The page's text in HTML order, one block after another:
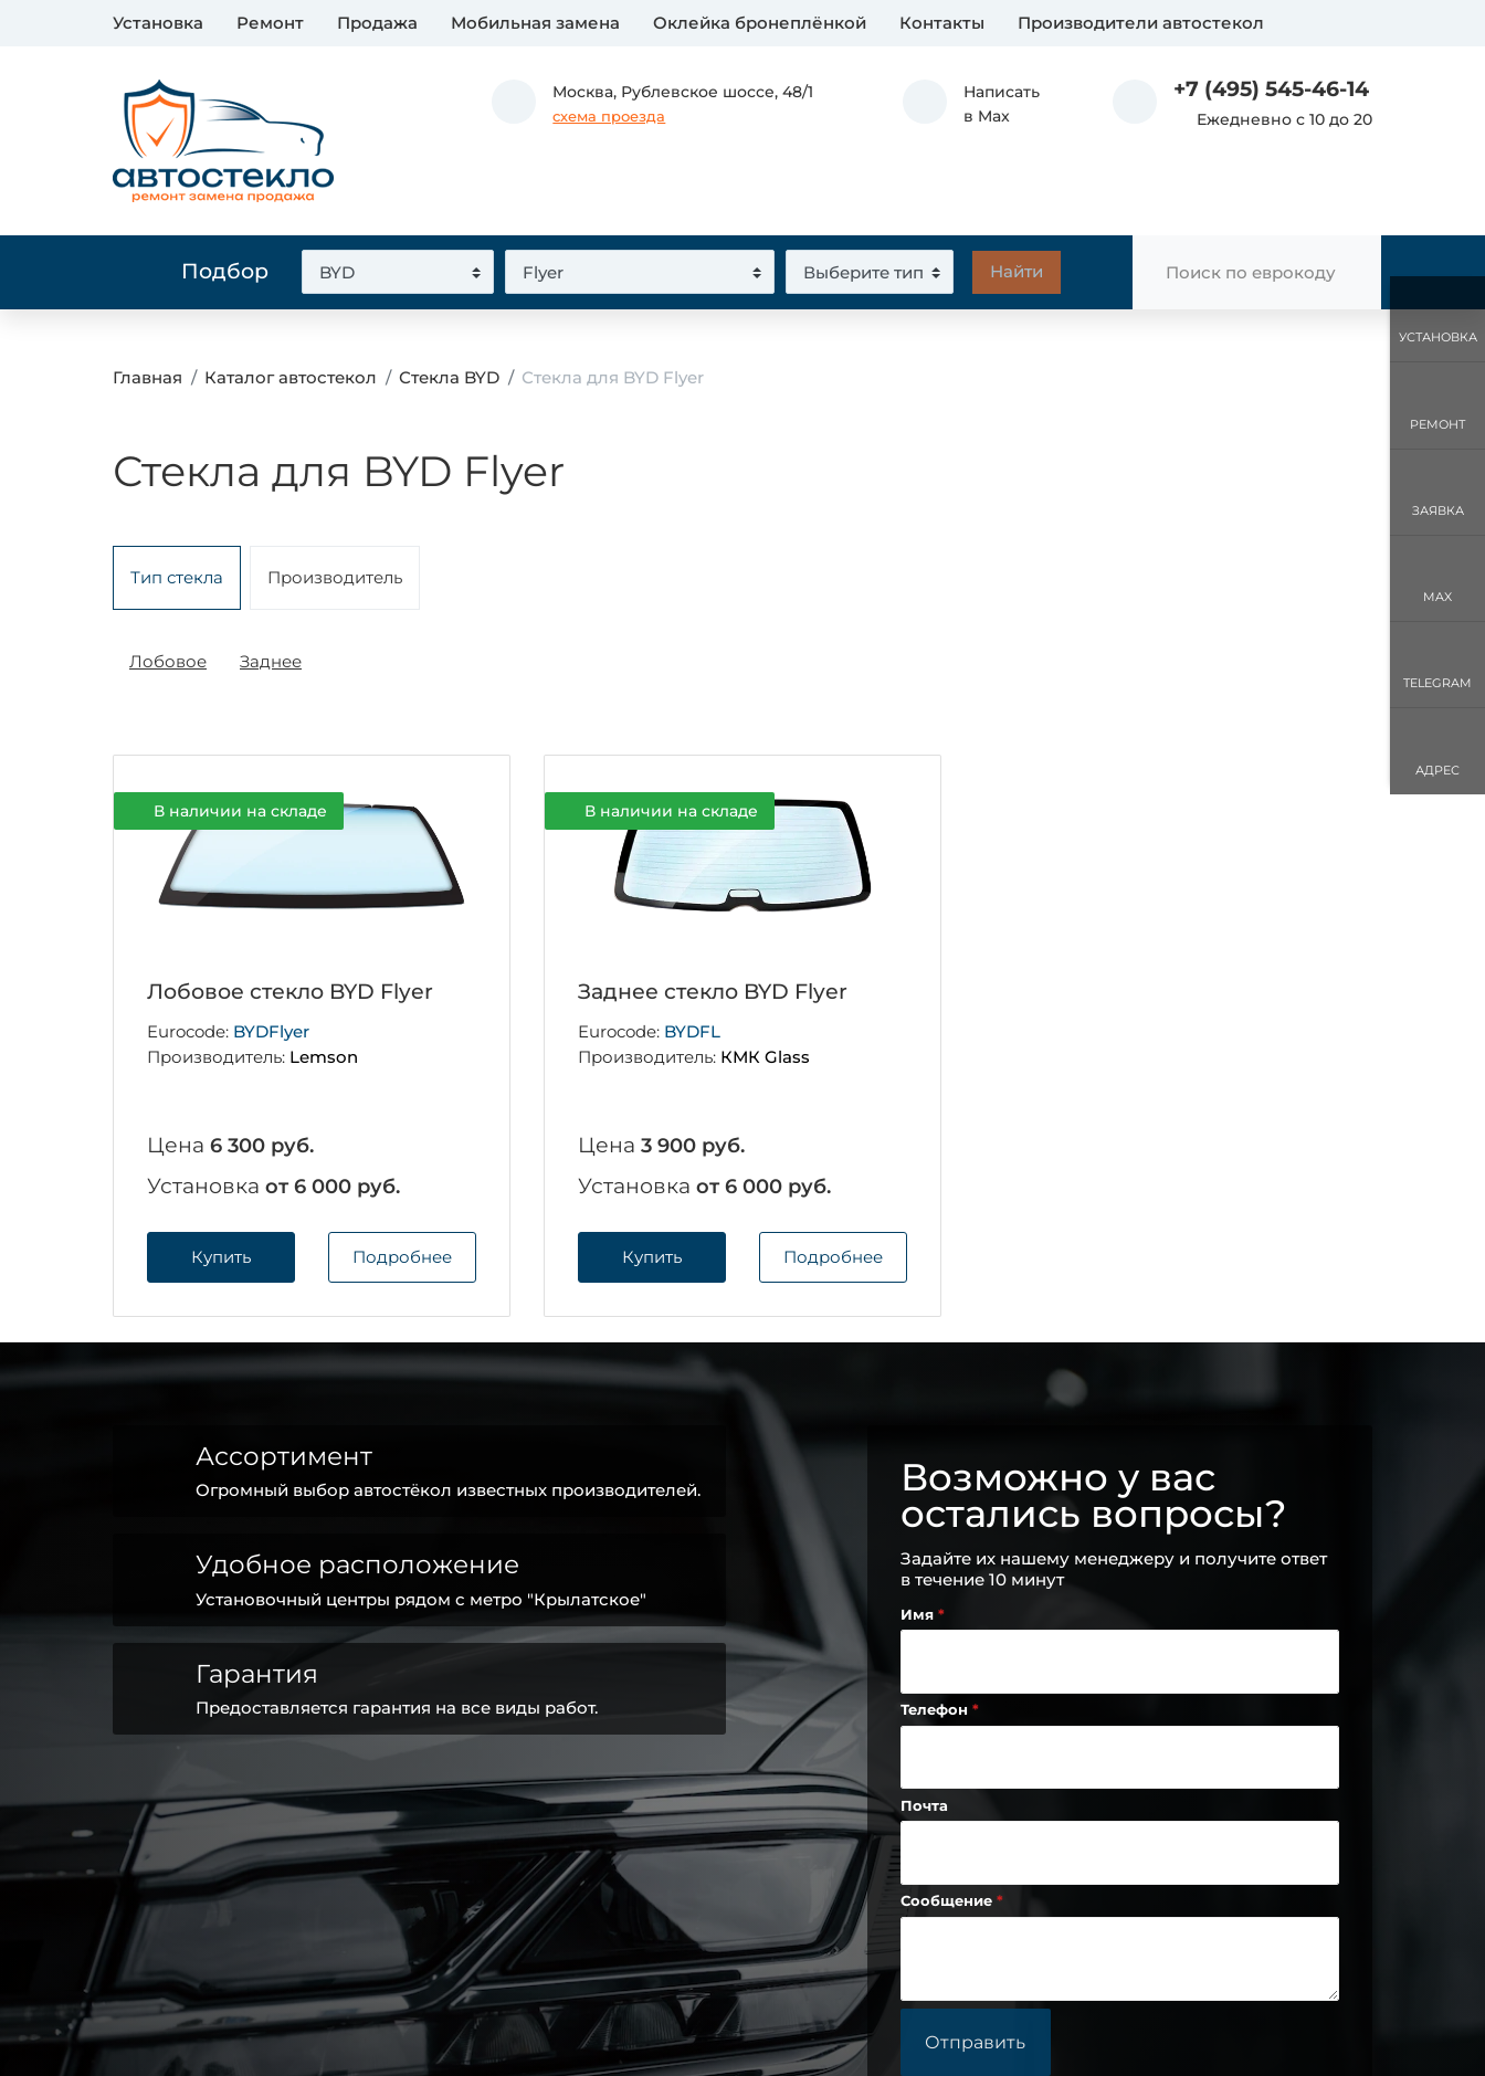
Установка Ремонт Продажа Мобильная замена Оклейка бронеплёнкой Контакты Производители автостекол
Москва, Рублевское шоссе, 48/1
схема проезда
Написать
в Max
+7 (495) 545-46-14
Ежедневно с 10 до 20
Подбор
Главная Каталог автостекол Стекла BYD Стекла для BYD Flyer
Стекла для BYD Flyer
Тип стекла
Лобовое Заднее
Производитель
В наличии на складе
Лобовое стекло BYD Flyer
Eurocode: BYDFlyer
Производитель: Lemson
Цена 6 300 руб.
Установка от 6 000 руб.
Купить Подробнее
В наличии на складе
Заднее стекло BYD Flyer
Eurocode: BYDFL
Производитель: КМК Glass
Цена 3 900 руб.
Установка от 6 000 руб.
Купить Подробнее
Ассортимент
Огромный выбор автостёкол известных производителей.
Удобное расположение
Установочный центры рядом с метро "Крылатское"
Гарантия
Предоставляется гарантия на все виды работ.
Возможно у вас
остались вопросы?
Задайте их нашему менеджеру и получите ответ
в течение 10 минут
Имя
Телефон
Почта
Сообщение
УСТАНОВКА
РЕМОНТ
ЗАЯВКА
MAX
TELEGRAM
АДРЕС